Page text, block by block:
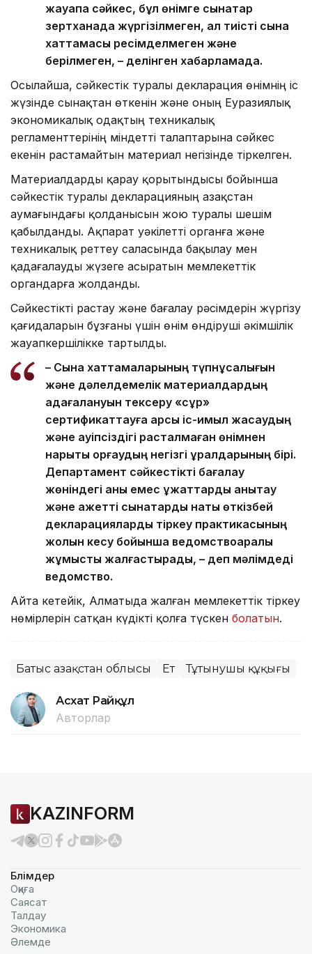
жауапқа сәйкес, бұл өнімге сынақтар
зертханада жүргізілмеген, ал тиісті сынақ
хаттамасы ресімделмеген және
берілмеген, – делінген хабарламада.
Осылайша, сәйкестік туралы декларация өнімнің іс
жүзінде сынақтан өткенін және оның Еуразиялық
экономикалық одақтың техникалық
регламенттерінің міндетті талаптарына сәйкес
екенін растамайтын материал негізінде тіркелген.
Материалдарды қарау қорытындысы бойынша
сәйкестік туралы декларацияның Қазақстан
аумағындағы қолданысын жою туралы шешім
қабылданды. Ақпарат уәкілетті органға және
техникалық реттеу саласында бақылау мен
қадағалауды жүзеге асыратын мемлекеттік
органдарға жолданды.
Сәйкестікті растау және бағалау рәсімдерін жүргізу
қағидаларын бұзғаны үшін өнім өндіруші әкімшілік
жауапкершілікке тартылды.
– Сынақ хаттамаларының түпнұсқалығын
және дәлелдемелік материалдардың
қадағалануын тексеру «сұр»
сертификаттауға қарсы іс-қимыл жасаудың
және қауіпсіздігі расталмаған өнімнен
нарықты қорғаудың негізгі құралдарының бірі.
Департамент сәйкестікті бағалау
жөніндегі анық емес құжаттарды анықтау
және қажетті сынақтарды нақты өткізбей
декларацияларды тіркеу практикасының
жолын кесу бойынша ведомствоаралық
жұмысты жалғастырады, – деп мәлімдеді
ведомство.
Айта кетейік, Алматыда жалған мемлекеттік тіркеу
нөмірлерін сатқан күдікті қолға түскен болатын.
Батыс Қазақстан облысы Ет Тұтынушы құқығы
Асхат Райқұл
Авторлар
KAZINFORM
Бөлімдер
Оқиға
Саясат
Талдау
Экономика
Әлемде